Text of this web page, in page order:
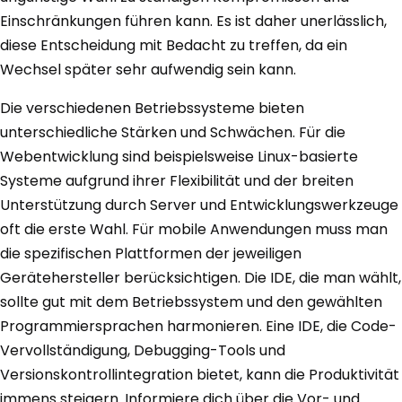
Einschränkungen führen kann. Es ist daher unerlässlich,
diese Entscheidung mit Bedacht zu treffen, da ein
Wechsel später sehr aufwendig sein kann.
Die verschiedenen Betriebssysteme bieten
unterschiedliche Stärken und Schwächen. Für die
Webentwicklung sind beispielsweise Linux-basierte
Systeme aufgrund ihrer Flexibilität und der breiten
Unterstützung durch Server und Entwicklungswerkzeuge
oft die erste Wahl. Für mobile Anwendungen muss man
die spezifischen Plattformen der jeweiligen
Gerätehersteller berücksichtigen. Die IDE, die man wählt,
sollte gut mit dem Betriebssystem und den gewählten
Programmiersprachen harmonieren. Eine IDE, die Code-
Vervollständigung, Debugging-Tools und
Versionskontrollintegration bietet, kann die Produktivität